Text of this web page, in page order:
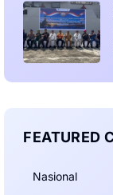
FEATURED
Nasional